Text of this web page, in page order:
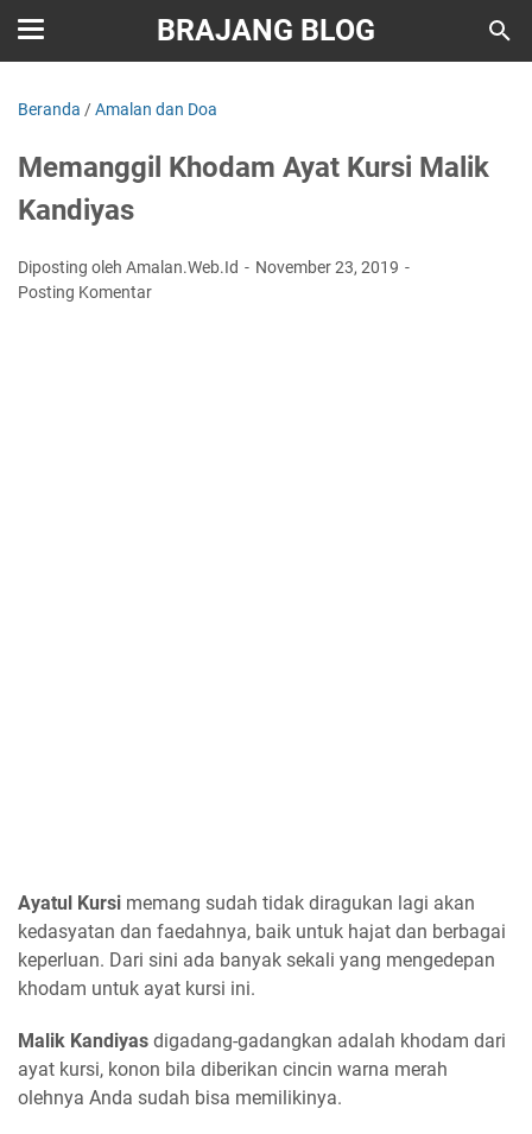
BRAJANG BLOG
Beranda /Amalan dan Doa
Memanggil Khodam Ayat Kursi Malik
Kandiyas
Diposting oleh Amalan.Web.Id
November 23, 2019
Posting Komentar
Ayatul Kursi memang sudah tidak diragukan lagi akan
kedasyatan dan faedahnya, baik untuk hajat dan berbagai
keperluan. Dari sini ada banyak sekali yang mengedepan
khodam untuk ayat kursi ini.
Malik Kandiyas digadang-gadangkan adalah khodam dari
ayat kursi, konon bila diberikan cincin warna merah
olehnya Anda sudah bisa memilikinya.